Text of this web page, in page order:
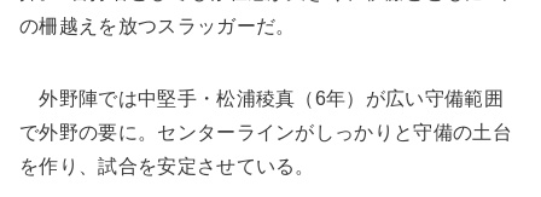
の柵越えを放つスラッガーだ。
外野陣では中堅手・松浦稜真（6年）が広い守備範囲
で外野の要に。センターラインがしっかりと守備の土台
を作り、試合を安定させている。